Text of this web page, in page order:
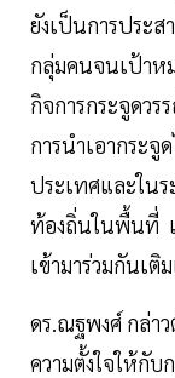
ยังเป็นการประส
กลุ่มคนจนเป้าห
กิจการกระจูดว
การนำเอากระ
ประเทศและใน
ท้องถิ่นในพื้นที่
เข้ามาร่วมกันเติ
ดร.ณฐพงศ์ กล่าว
ความตั้งใจให้กั